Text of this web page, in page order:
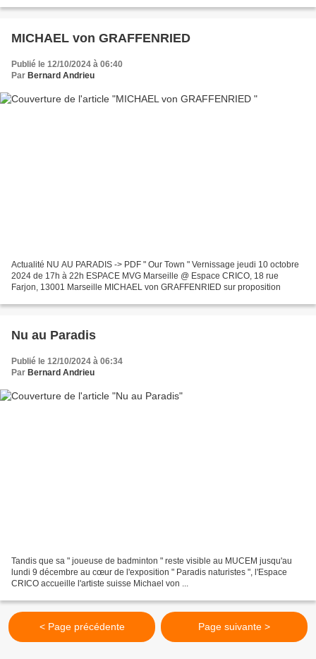
MICHAEL von GRAFFENRIED
Publié le 12/10/2024 à 06:40
Par Bernard Andrieu
Actualité NU AU PARADIS -> PDF " Our Town " Vernissage jeudi 10 octobre
2024 de 17h à 22h ESPACE MVG Marseille @ Espace CRICO, 18 rue
Farjon, 13001 Marseille MICHAEL von GRAFFENRIED sur proposition
Nu au Paradis
Publié le 12/10/2024 à 06:34
Par Bernard Andrieu
Tandis que sa " joueuse de badminton " reste visible au MUCEM jusqu'au
lundi 9 décembre au cœur de l'exposition " Paradis naturistes ", l'Espace
CRICO accueille l'artiste suisse Michael von ...
< Page précédente Page suivante >